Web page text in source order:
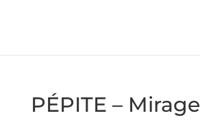
PÉPITE – Mirage